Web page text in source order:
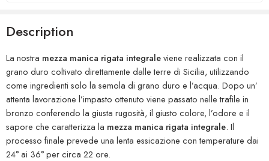
Description
La nostra mezza manica rigata integraleviene realizzata con il
grano duro coltivato direttamente dalle terre di Sicilia, utilizzando
come ingredienti solo la semola di grano duro e l’acqua. Dopo un’
attenta lavorazione l’impasto ottenuto viene passato nelle trafile in
bronzo conferendo la giusta rugosità, il giusto colore, l’odore e il
sapore che caratterizza la mezza manica rigata integrale. Il
processo finale prevede una lenta essicazione con temperature dai
24° ai 36° per circa 22 ore.